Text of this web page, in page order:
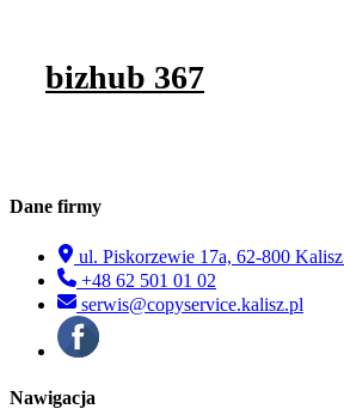
bizhub 367
Dane firmy
ul. Piskorzewie 17a, 62-800 Kalisz
+48 62 501 01 02
serwis@copyservice.kalisz.pl
Nawigacja